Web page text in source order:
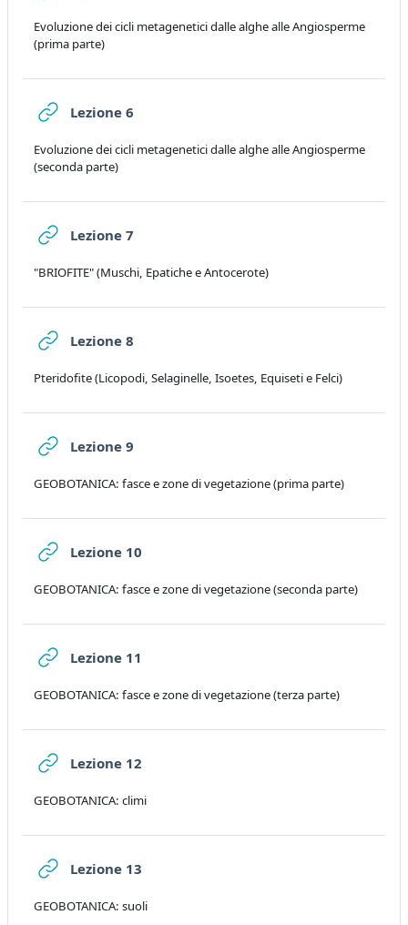
Evoluzione dei cicli metagenetici dalle alghe alle Angiosperme
(prima parte)
Lezione 6
Evoluzione dei cicli metagenetici dalle alghe alle Angiosperme
(seconda parte)
Lezione 7
"BRIOFITE" (Muschi, Epatiche e Antocerote)
Lezione 8
Pteridofite (Licopodi, Selaginelle, Isoetes, Equiseti e Felci)
Lezione 9
GEOBOTANICA: fasce e zone di vegetazione (prima parte)
Lezione 10
GEOBOTANICA: fasce e zone di vegetazione (seconda parte)
Lezione 11
GEOBOTANICA: fasce e zone di vegetazione (terza parte)
Lezione 12
GEOBOTANICA: climi
Lezione 13
GEOBOTANICA: suoli